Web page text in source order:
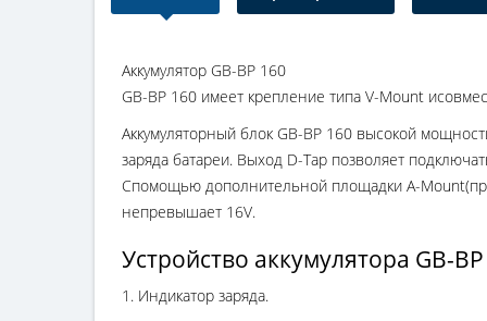
Аккумулятор GB-BP 160
GB-BP 160 имеет крепление типа V-Mount
Аккумуляторный блок GB-BP 160 высокой
заряда батареи. Выход D-Tap позволяет
Спомощью дополнительной площадки A-Mount
непревышает 16V.
Устройство аккумулятора GB-
1. Индикатор заряда.